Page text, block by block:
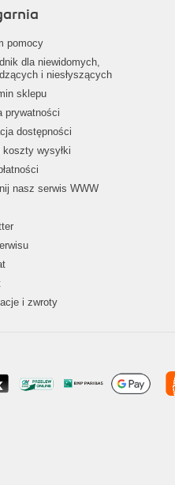
pomocy
dla niewidomych,
i niesłyszących
sklepu
prywatności
dostępności
koszty wysyłki
nasz serwis WWW
i zwroty